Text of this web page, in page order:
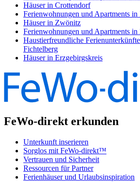
Häuser in Crottendorf
Ferienwohnungen und Apartments in
Häuser in Zwönitz
Ferienwohnungen und Apartments
Haustierfreundliche
Fichtelberg
Häuser in Erzgebirgskreis
FeWo-direkt erkunden
Unterkunft inserieren
Sorglos mit FeWo-direkt™
Vertrauen und Sicherheit
Ressourcen für Partner
Ferienhäuser und Urlaubsinspiration